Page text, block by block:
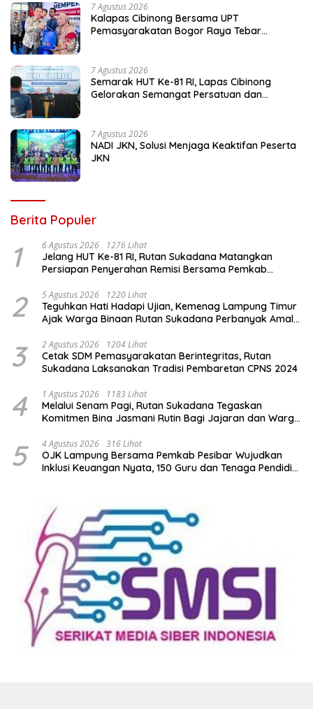
7 Agustus 2026
Kalapas Cibinong Bersama UPT
Pemasyarakatan Bogor Raya Tebar
7 Agustus 2026
Semarak HUT Ke-81 RI, Lapas Cibinong
Gelorakan Semangat Persatuan dan
7 Agustus 2026
NADI JKN, Solusi Menjaga Keaktifan Peserta
JKN
Berita Populer
1 6 Agustus 2026 1276 Lihat
Jelang HUT Ke-81 RI, Rutan Sukadana Matangkan
Persiapan Penyerahan Remisi Bersama Pemkab
2 5 Agustus 2026 1220 Lihat
Teguhkan Hati Hadapi Ujian, Kemenag Lampung Timur
Ajak Warga Binaan Rutan Sukadana Perbanyak Amal
3 2 Agustus 2026 1204 Lihat
Cetak SDM Pemasyarakatan Berintegritas, Rutan
Sukadana Laksanakan Tradisi Pembaretan CPNS 2024
4 1 Agustus 2026 1183 Lihat
Melalui Senam Pagi, Rutan Sukadana Tegaskan
Komitmen Bina Jasmani Rutin Bagi Jajaran dan Warga
5 4 Agustus 2026 316 Lihat
OJK Lampung Bersama Pemkab Pesibar Wujudkan
Inklusi Keuangan Nyata, 150 Guru dan Tenaga Pendidik